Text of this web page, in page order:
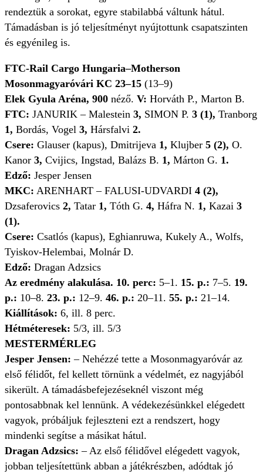
rendeztük a sorokat, egyre stabilabbá váltunk hátul.
Támadásban is jó teljesítményt nyújtottunk csapatszinten
és egyénileg is.
FTC-Rail Cargo Hungaria–Motherson
Mosonmagyaróvári KC 23–15 (13–9)
Elek Gyula Aréna, 900 néző. V: Horváth P., Marton B.
FTC: JANURIK – Malestein 3, SIMON P. 3 (1), Tranborg
1, Bordás, Vogel 3, Hársfalvi 2.
Csere: Glauser (kapus), Dmitrijeva 1, Klujber 5 (2), O.
Kanor 3, Cvijics, Ingstad, Balázs B. 1, Márton G. 1.
Edző: Jesper Jensen
MKC: ARENHART – FALUSI-UDVARDI 4 (2),
Dzsaferovics 2, Tatar 1, Tóth G. 4, Háfra N. 1, Kazai 3
(1).
Csere: Csatlós (kapus), Eghianruwa, Kukely A., Wolfs,
Tyiskov-Helembai, Molnár D.
Edző: Dragan Adzsics
Az eredmény alakulása. 10. perc: 5–1. 15. p.: 7–5. 19.
p.: 10–8. 23. p.: 12–9. 46. p.: 20–11. 55. p.: 21–14.
Kiállítások: 6, ill. 8 perc.
Hétméteresek: 5/3, ill. 5/3
MESTERMÉRLEG
Jesper Jensen:– Nehézzé tette a Mosonmagyaróvár az
első félidőt, fel kellett törnünk a védelmét, ez nagyjából
sikerült. A támadásbefejezéseknél viszont még
pontosabbnak kel lennünk. A védekezésünkkel elégedett
vagyok, próbáljuk fejleszteni ezt a rendszert, hogy
mindenki segítse a másikat hátul.
Dragan Adzsics: – Az első félidővel elégedett vagyok,
jobban teljesítettünk abban a játékrészben, adódtak jó